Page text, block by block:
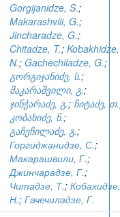
Gorgijanidze, S.;
Makarashvili, G.;
Jincharadze, G.;
Chitadze, T.; Kobakhidze,
N.; Gachechiladze, G.;
გორგიჯანიძე, ს.;
მაკარაშვილი, გ.;
ჯინჭარაძე, გ.; ჩიტაძე, თ.
კობახიძე, ნ.;
გაჩეჩილაძე, გ.;
Горгиджанидзе, С.;
Макарашвили, Г.;
Джинчарадзе, Г.;
Читадзе, Т.; Кобахидзе,
Н.; Гачечиладзе, Г.